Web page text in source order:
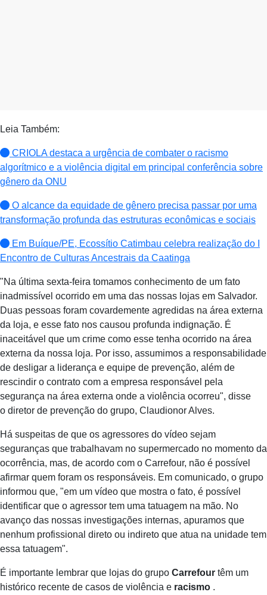
Leia Também:
CRIOLA destaca a urgência de combater o racismo
algorítmico e a violência digital em principal conferência sobre
gênero da ONU
O alcance da equidade de gênero precisa passar por uma
transformação profunda das estruturas econômicas e sociais
Em Buíque/PE, Ecossítio Catimbau celebra realização do I
Encontro de Culturas Ancestrais da Caatinga
"Na última sexta-feira tomamos conhecimento de um fato
inadmissível ocorrido em uma das nossas lojas em Salvador.
Duas pessoas foram covardemente agredidas na área externa
da loja, e esse fato nos causou profunda indignação. É
inaceitável que um crime como esse tenha ocorrido na área
externa da nossa loja. Por isso, assumimos a responsabilidade
de desligar a liderança e equipe de prevenção, além de
rescindir o contrato com a empresa responsável pela
segurança na área externa onde a violência ocorreu", disse
o diretor de prevenção do grupo, Claudionor Alves.
Há suspeitas de que os agressores do vídeo sejam
seguranças que trabalhavam no supermercado no momento da
ocorrência, mas, de acordo com o Carrefour, não é possível
afirmar quem foram os responsáveis. Em comunicado, o grupo
informou que, "em um vídeo que mostra o fato, é possível
identificar que o agressor tem uma tatuagem na mão. No
avanço das nossas investigações internas, apuramos que
nenhum profissional direto ou indireto que atua na unidade tem
essa tatuagem".
É importante lembrar que lojas do grupo Carrefour têm um
histórico recente de casos de violência e racismo .